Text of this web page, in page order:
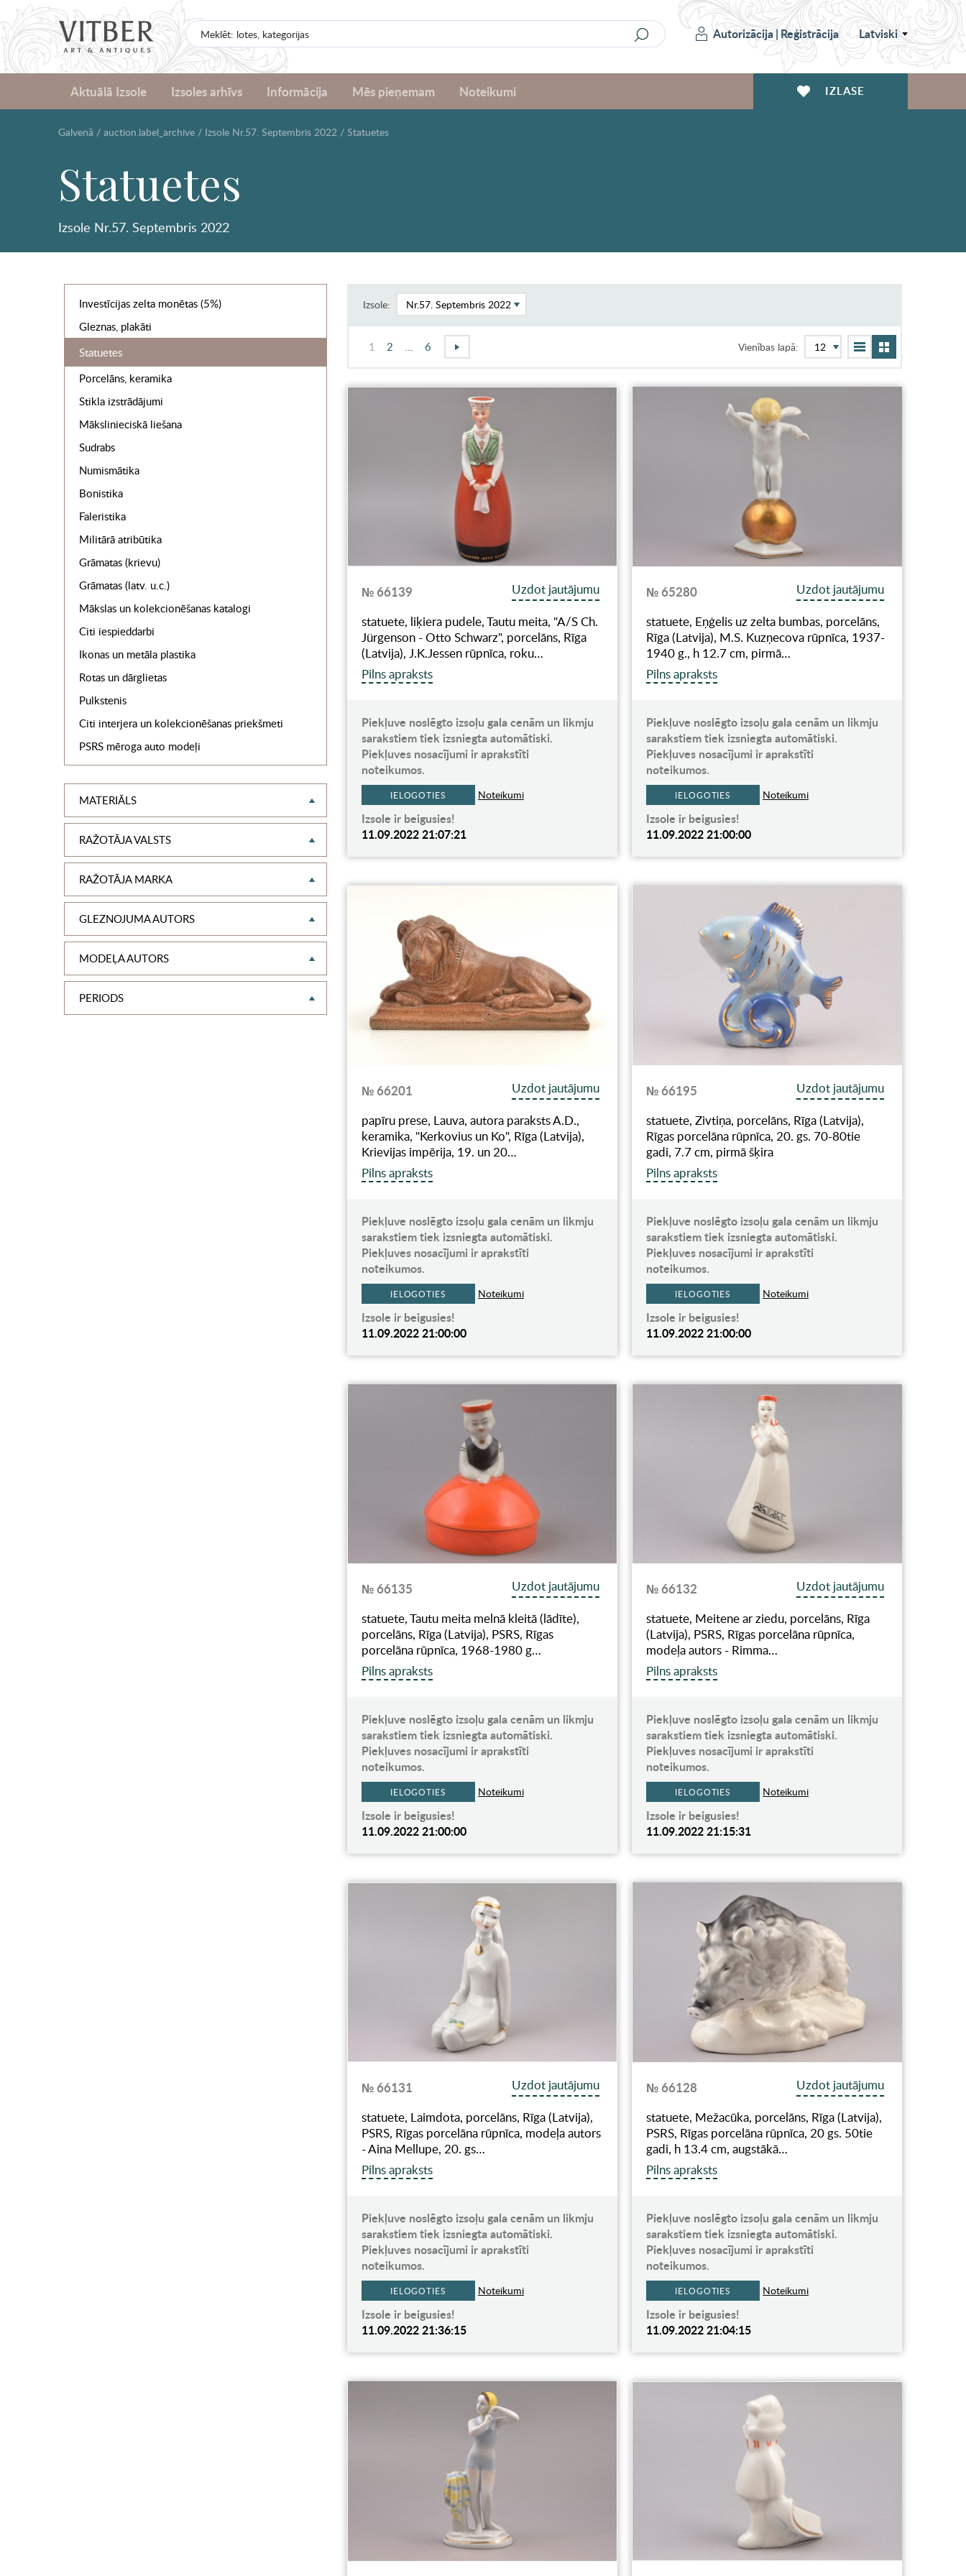
Autorizācija|Reģistrācija Latviski
Aktuālā Izsole Izsoles arhīvs Informācija Mēs pieņemam Noteikumi IZLASE
Galvenā / auction.label_archive / Izsole Nr.57. Septembris 2022 / Statuetes
Statuetes
Izsole Nr.57. Septembris 2022
Investīcijas zelta monētas (5%)
Gleznas, plakāti
Statuetes
Porcelāns, keramika
Stikla izstrādājumi
Mākslinieciskā liešana
Sudrabs
Numismātika
Bonistika
Faleristika
Militārā atribūtika
Grāmatas (krievu)
Grāmatas (latv. u.c.)
Mākslas un kolekcionēšanas katalogi
Citi iespieddarbi
Ikonas un metāla plastika
Rotas un dārglietas
Pulkstenis
Citi interjera un kolekcionēšanas priekšmeti
PSRS mēroga auto modeļi
MATERIĀLS
RAŽOTĀJA VALSTS
RAŽOTĀJA MARKA
GLEZNOJUMA AUTORS
MODEĻA AUTORS
PERIODS
Izsole:
1 2 6 Vienības lapā:
№ 66139
Uzdot jautājumu
statuete, liķiera pudele, Tautu meita, "A/S Ch.
Jürgenson - Otto Schwarz", porcelāns, Rīga
(Latvija), J.K.Jessen rūpnīca, roku…
Pilns apraksts
Piekļuve noslēgto izsoļu gala cenām un likmju
sarakstiem tiek izsniegta automātiski.
Piekļuves nosacījumi ir aprakstīti
noteikumos.
IELOGOTIES Noteikumi
Izsole ir beigusies!
11.09.2022 21:07:21
№ 65280
Uzdot jautājumu
statuete, Eņģelis uz zelta bumbas, porcelāns,
Rīga (Latvija), M.S. Kuzņecova rūpnīca, 1937-
1940 g., h 12.7 cm, pirmā…
Pilns apraksts
Piekļuve noslēgto izsoļu gala cenām un likmju
sarakstiem tiek izsniegta automātiski.
Piekļuves nosacījumi ir aprakstīti
noteikumos.
IELOGOTIES Noteikumi
Izsole ir beigusies!
11.09.2022 21:00:00
№ 66201
Uzdot jautājumu
papīru prese, Lauva, autora paraksts A.D.,
keramika, "Kerkovius un Ko", Rīga (Latvija),
Krievijas impērija, 19. un 20…
Pilns apraksts
Piekļuve noslēgto izsoļu gala cenām un likmju
sarakstiem tiek izsniegta automātiski.
Piekļuves nosacījumi ir aprakstīti
noteikumos.
IELOGOTIES Noteikumi
Izsole ir beigusies!
11.09.2022 21:00:00
№ 66195
Uzdot jautājumu
statuete, Zivtiņa, porcelāns, Rīga (Latvija),
Rīgas porcelāna rūpnīca, 20. gs. 70-80tie
gadi, 7.7 cm, pirmā šķira
Pilns apraksts
Piekļuve noslēgto izsoļu gala cenām un likmju
sarakstiem tiek izsniegta automātiski.
Piekļuves nosacījumi ir aprakstīti
noteikumos.
IELOGOTIES Noteikumi
Izsole ir beigusies!
11.09.2022 21:00:00
№ 66135
Uzdot jautājumu
statuete, Tautu meita melnā kleitā (lādīte),
porcelāns, Rīga (Latvija), PSRS, Rīgas
porcelāna rūpnīca, 1968-1980 g…
Pilns apraksts
Piekļuve noslēgto izsoļu gala cenām un likmju
sarakstiem tiek izsniegta automātiski.
Piekļuves nosacījumi ir aprakstīti
noteikumos.
IELOGOTIES Noteikumi
Izsole ir beigusies!
11.09.2022 21:00:00
№ 66132
Uzdot jautājumu
statuete, Meitene ar ziedu, porcelāns, Rīga
(Latvija), PSRS, Rīgas porcelāna rūpnīca,
modeļa autors - Rimma…
Pilns apraksts
Piekļuve noslēgto izsoļu gala cenām un likmju
sarakstiem tiek izsniegta automātiski.
Piekļuves nosacījumi ir aprakstīti
noteikumos.
IELOGOTIES Noteikumi
Izsole ir beigusies!
11.09.2022 21:15:31
№ 66131
Uzdot jautājumu
statuete, Laimdota, porcelāns, Rīga (Latvija),
PSRS, Rīgas porcelāna rūpnīca, modeļa autors
- Aina Mellupe, 20. gs…
Pilns apraksts
Piekļuve noslēgto izsoļu gala cenām un likmju
sarakstiem tiek izsniegta automātiski.
Piekļuves nosacījumi ir aprakstīti
noteikumos.
IELOGOTIES Noteikumi
Izsole ir beigusies!
11.09.2022 21:36:15
№ 66128
Uzdot jautājumu
statuete, Mežacūka, porcelāns, Rīga (Latvija),
PSRS, Rīgas porcelāna rūpnīca, 20 gs. 50tie
gadi, h 13.4 cm, augstākā…
Pilns apraksts
Piekļuve noslēgto izsoļu gala cenām un likmju
sarakstiem tiek izsniegta automātiski.
Piekļuves nosacījumi ir aprakstīti
noteikumos.
IELOGOTIES Noteikumi
Izsole ir beigusies!
11.09.2022 21:04:15